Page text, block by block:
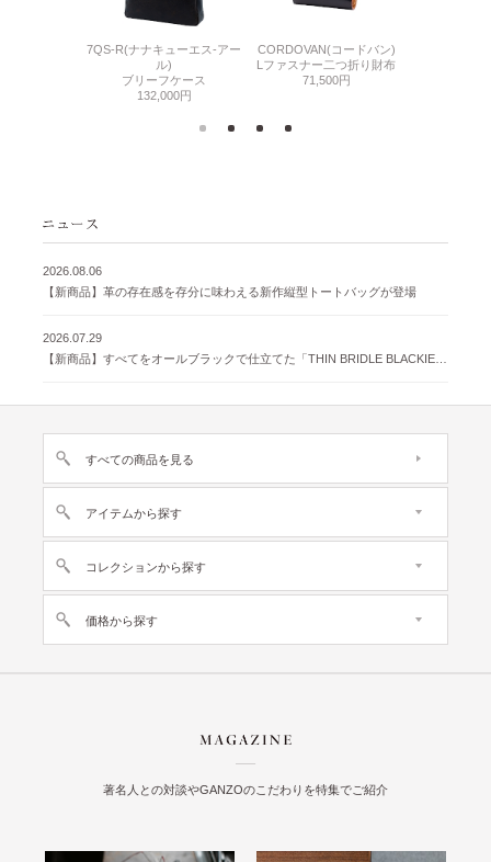
7QS-R(ナナキューエス-アー
ル)
ブリーフケース
132,000円
CORDOVAN(コードバン)
Lファスナー二つ折り財布
71,500円
2026.08.06
【新商品】革の存在感を存分に味わえる新作縦型トートバッグが登場
2026.07.29
すべての商品を見る
アイテムから探す
コレクションから探す
価格から探す
著名人との対談やGANZOのこだわりを特集でご紹介